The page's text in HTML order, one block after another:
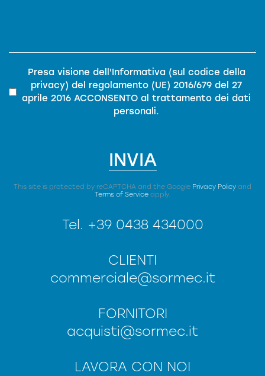
Privacy*
Presa visione dell'Informativa (sul codice della
privacy) del regolamento (UE) 2016/679 del 27
aprile 2016 ACCONSENTO al trattamento dei dati
personali.
INVIA
This site is protected by reCAPTCHA and the Google Privacy Policy and
Terms of Service apply.
Tel. +39 0438 434000
CLIENTI
commerciale@sormec.it
FORNITORI
acquisti@sormec.it
LAVORA CON NOI